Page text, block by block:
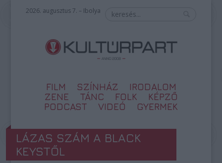
2026. augusztus 7. – Ibolya
FILM SZÍNHÁZ
IRODALOM
ZENE
TÁNC FOLK
KÉPZŐ
PODCAST
VIDEÓ GYERMEK
LÁZAS SZÁM A BLACK
KEYSTŐL